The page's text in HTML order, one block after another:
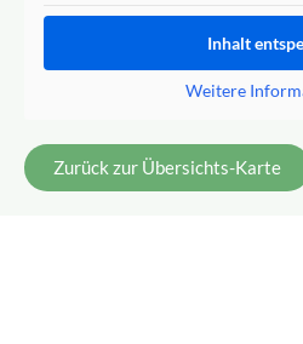
Inhalt
Weitere
Zurück zur Übersichts-Karte